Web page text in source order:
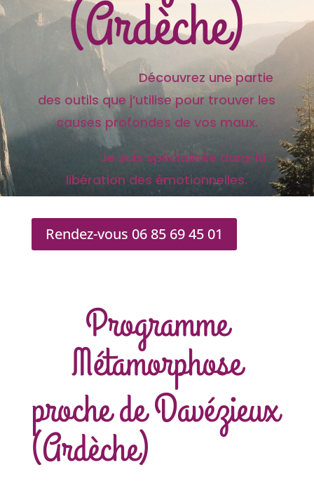
(Ardèche)
Découvrez une partie
des outils que j’utilise pour trouver les
causes profondes de vos maux.
Je suis spécialisée dans la
libération des émotionnelles.
Rendez-vous 06 85 69 45 01
Programme
Métamorphose
proche de Davézieux
(Ardèche)